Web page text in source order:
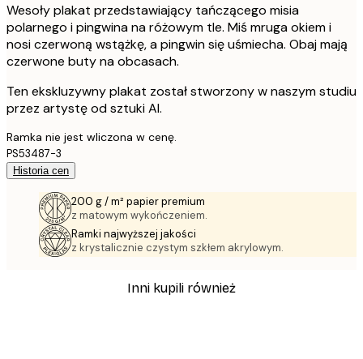
Wesoły plakat przedstawiający tańczącego misia
polarnego i pingwina na różowym tle. Miś mruga okiem i
nosi czerwoną wstążkę, a pingwin się uśmiecha. Obaj mają
czerwone buty na obcasach.
Ten ekskluzywny plakat został stworzony w naszym studiu
przez artystę od sztuki AI.
Ramka nie jest wliczona w cenę.
PS53487-3
Historia cen
200 g / m² papier premium
z matowym wykończeniem.
Ramki najwyższej jakości
z krystalicznie czystym szkłem akrylowym.
Inni kupili również